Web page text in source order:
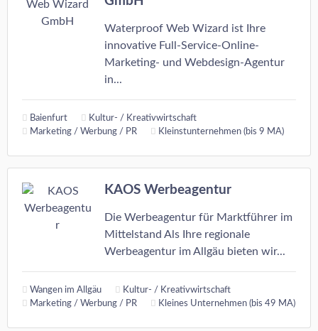
Waterproof Web Wizard ist Ihre
innovative Full-Service-Online-
Marketing- und Webdesign-Agentur
in...
Baienfurt
Kultur- / Kreativwirtschaft
Marketing / Werbung / PR
Kleinstunternehmen (bis 9 MA)
KAOS Werbeagentur
Die Werbeagentur für Marktführer im
Mittelstand Als Ihre regionale
Werbeagentur im Allgäu bieten wir...
Wangen im Allgäu
Kultur- / Kreativwirtschaft
Marketing / Werbung / PR
Kleines Unternehmen (bis 49 MA)